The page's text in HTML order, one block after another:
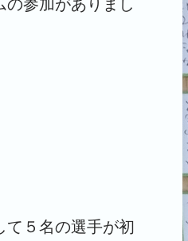
参加がありまし
て５名の選手が初